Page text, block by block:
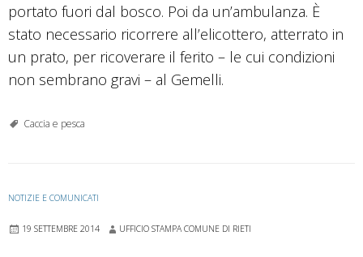
portato fuori dal bosco. Poi da un’ambulanza. È
stato necessario ricorrere all’elicottero, atterrato in
un prato, per ricoverare il ferito – le cui condizioni
non sembrano gravi – al Gemelli.
Caccia e pesca
NOTIZIE E COMUNICATI
19 SETTEMBRE 2014 UFFICIO STAMPA COMUNE DI RIETI